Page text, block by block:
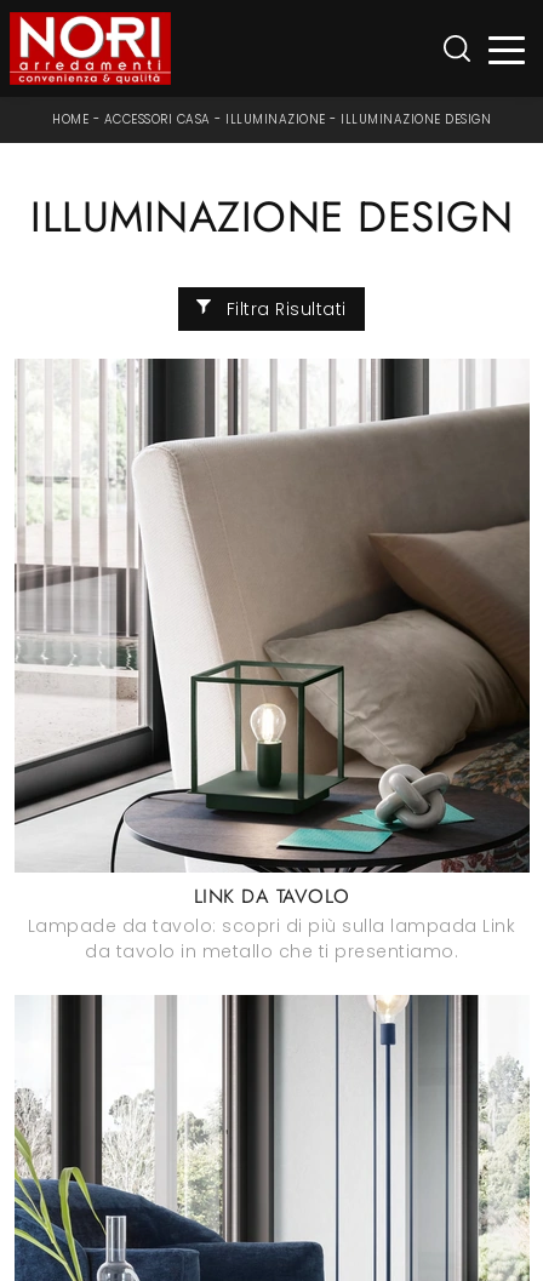
HOME - ACCESSORI CASA - ILLUMINAZIONE - ILLUMINAZIONE DESIGN
ILLUMINAZIONE DESIGN
Filtra Risultati
LINK DA TAVOLO
Lampade da tavolo: scopri di più sulla lampada Link
da tavolo in metallo che ti presentiamo.